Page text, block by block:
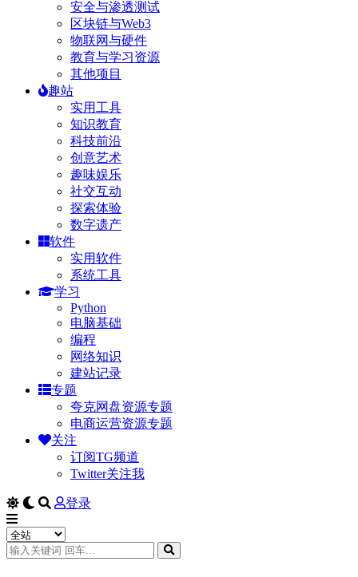
安全与渗透测试
区块链与Web3
物联网与硬件
教育与学习资源
其他项目
趣站
实用工具
知识教育
科技前沿
创意艺术
趣味娱乐
社交互动
探索体验
数字遗产
软件
实用软件
系统工具
学习
Python
电脑基础
编程
网络知识
建站记录
专题
夸克网盘资源专题
电商运营资源专题
关注
订阅TG频道
Twitter关注我
登录